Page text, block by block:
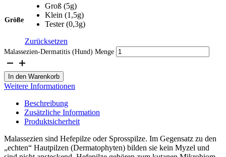
Größe
Groß (5g)
Klein (1,5g)
Tester (0,3g)
Zurücksetzen
Malassezien-Dermatitis (Hund) Menge
In den Warenkorb
Weitere Informationen
Beschreibung
Zusätzliche Information
Produktsicherheit
Malassezien sind Hefepilze oder Sprosspilze. Im Gegensatz zu den
„echten“ Hautpilzen (Dermatophyten) bilden sie kein Myzel und